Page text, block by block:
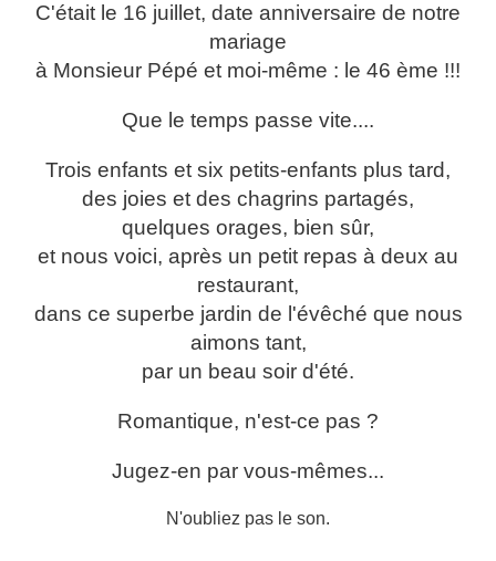
C'était le 16 juillet, date anniversaire de notre
mariage
à Monsieur Pépé et moi-même : le 46 ème !!!
Que le temps passe vite....
Trois enfants et six petits-enfants plus tard,
des joies et des chagrins partagés,
quelques orages, bien sûr,
et nous voici, après un petit repas à deux au
restaurant,
dans ce superbe jardin de l'évêché que nous
aimons tant,
par un beau soir d'été.
Romantique, n'est-ce pas ?
Jugez-en par vous-mêmes...
N'oubliez pas le son.